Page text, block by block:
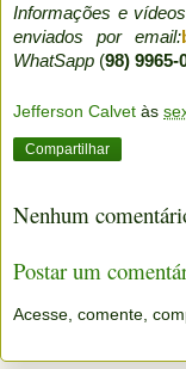
Informações e
enviados por email:
WhatSapp (98) 9965-
Jefferson Calvet às
Compartilhar
Nenhum
Postar um
Acesse, comente,